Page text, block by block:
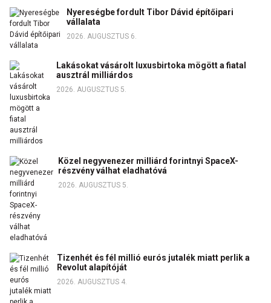
Nyereségbe fordult Tibor Dávid építőipari
vállalata
2026. AUGUSZTUS 6.
Lakásokat vásárolt luxusbirtoka mögött a fiatal
ausztrál milliárdos
2026. AUGUSZTUS 5.
Közel negyvenezer milliárd forintnyi SpaceX-
részvény válhat eladhatóvá
2026. AUGUSZTUS 5.
Tizenhét és fél millió eurós jutalék miatt perlik a
Revolut alapítóját
2026. AUGUSZTUS 4.